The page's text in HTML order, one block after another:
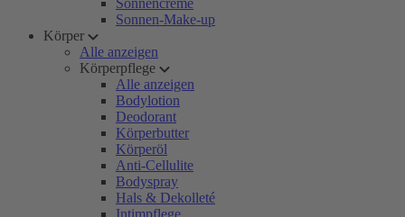
Sonnencreme
Sonnen-Make-up
Körper
Alle anzeigen
Körperpflege
Alle anzeigen
Bodylotion
Deodorant
Körperbutter
Körperöl
Anti-Cellulite
Bodyspray
Hals & Dekolleté
Intimpflege